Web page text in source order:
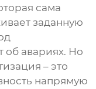
сама
заданную
об авариях. Но
– это
напрямую